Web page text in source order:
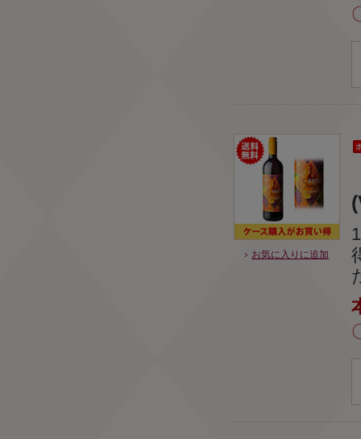
お気に入りに追加